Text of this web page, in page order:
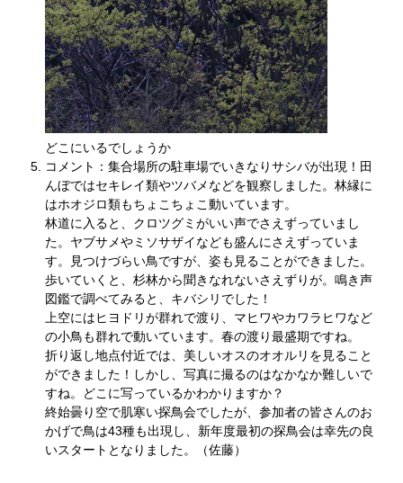
どこにいるでしょうか
コメント：集合場所の駐車場でいきなりサシバが出現！田
んぼではセキレイ類やツバメなどを観察しました。林縁に
はホオジロ類もちょこちょこ動いています。
林道に入ると、クロツグミがいい声でさえずっていまし
た。ヤブサメやミソサザイなども盛んにさえずっていま
す。見つけづらい鳥ですが、姿も見ることができました。
歩いていくと、杉林から聞きなれないさえずりが。鳴き声
図鑑で調べてみると、キバシリでした！
上空にはヒヨドリが群れで渡り、マヒワやカワラヒワなど
の小鳥も群れで動いています。春の渡り最盛期ですね。
折り返し地点付近では、美しいオスのオオルリを見ること
ができました！しかし、写真に撮るのはなかなか難しいで
すね。どこに写っているかわかりますか？
終始曇り空で肌寒い探鳥会でしたが、参加者の皆さんのお
かげで鳥は43種も出現し、新年度最初の探鳥会は幸先の良
いスタートとなりました。（佐藤）